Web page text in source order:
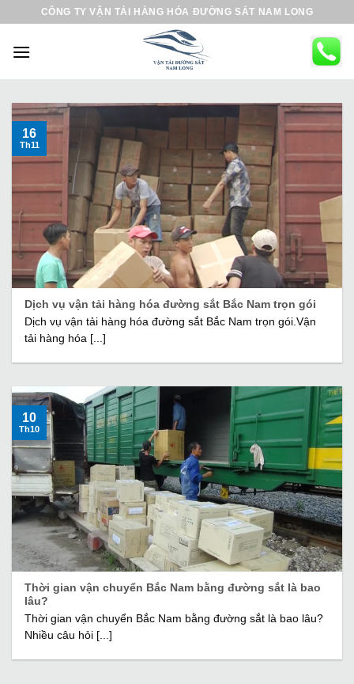
CÔNG TY VẬN TẢI HÀNG HÓA ĐƯỜNG SẮT NAM LONG
Dịch vụ vận tải hàng hóa đường sắt Bắc Nam trọn gói
Dịch vụ vận tải hàng hóa đường sắt Bắc Nam trọn gói.Vận
tải hàng hóa [...]
16
Th11
Thời gian vận chuyển Bắc Nam bằng đường sắt là bao
lâu?
Thời gian vận chuyển Bắc Nam bằng đường sắt là bao lâu?
Nhiều câu hỏi [...]
10
Th10